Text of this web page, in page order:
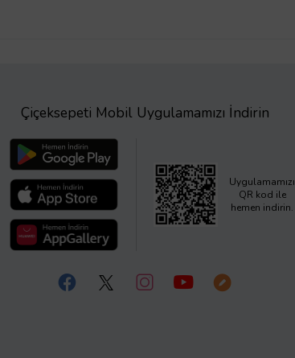
Çiçeksepeti Mobil Uygulamamızı İndirin
Uygulamamızı
QR kod ile
hemen indirin.